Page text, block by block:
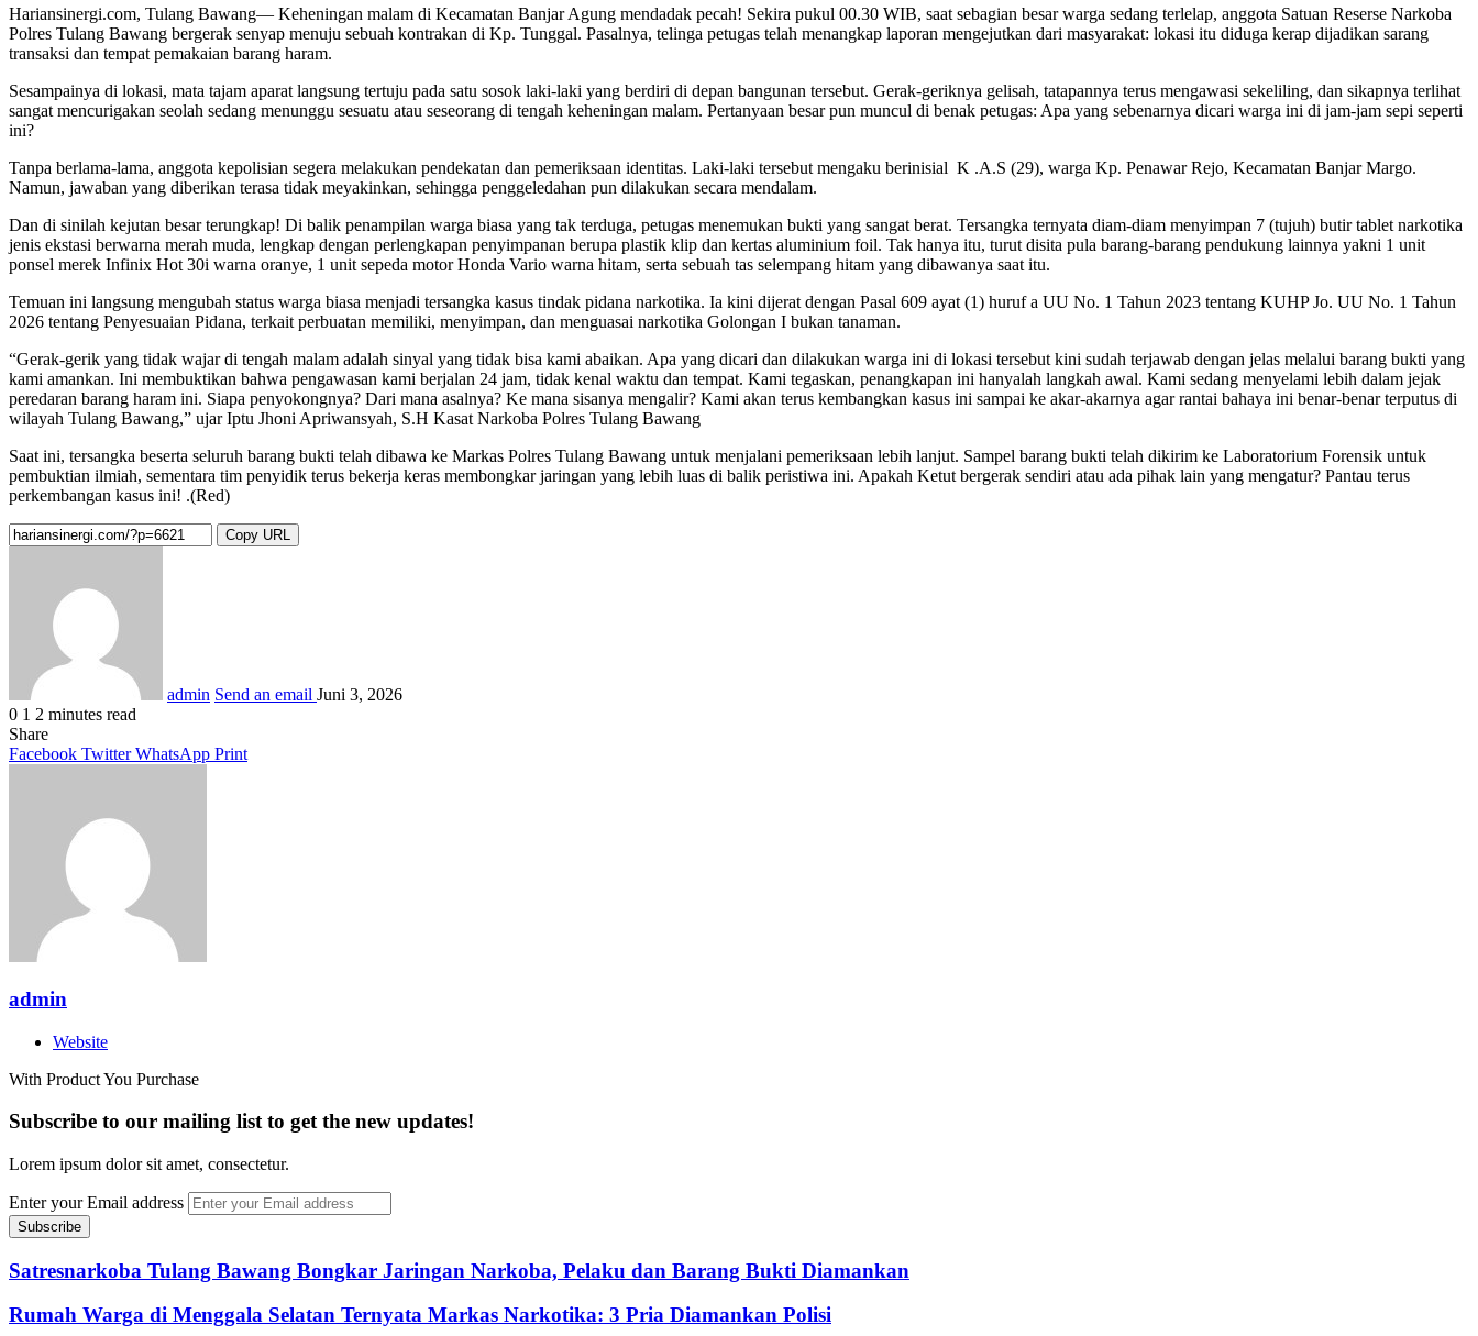
Hariansinergi.com, Tulang Bawang— Keheningan malam di Kecamatan Banjar Agung mendadak pecah! Sekira pukul 00.30 WIB, saat sebagian besar warga sedang terlelap, anggota Satuan Reserse Narkoba
Polres Tulang Bawang bergerak senyap menuju sebuah kontrakan di Kp. Tunggal. Pasalnya, telinga petugas telah menangkap laporan mengejutkan dari masyarakat: lokasi itu diduga kerap dijadikan sarang
transaksi dan tempat pemakaian barang haram.
Sesampainya di lokasi, mata tajam aparat langsung tertuju pada satu sosok laki-laki yang berdiri di depan bangunan tersebut. Gerak-geriknya gelisah, tatapannya terus mengawasi sekeliling, dan sikapnya terlihat
sangat mencurigakan seolah sedang menunggu sesuatu atau seseorang di tengah keheningan malam. Pertanyaan besar pun muncul di benak petugas: Apa yang sebenarnya dicari warga ini di jam-jam sepi seperti
ini?
Tanpa berlama-lama, anggota kepolisian segera melakukan pendekatan dan pemeriksaan identitas. Laki-laki tersebut mengaku berinisial K .A.S (29), warga Kp. Penawar Rejo, Kecamatan Banjar Margo.
Namun, jawaban yang diberikan terasa tidak meyakinkan, sehingga penggeledahan pun dilakukan secara mendalam.
Dan di sinilah kejutan besar terungkap! Di balik penampilan warga biasa yang tak terduga, petugas menemukan bukti yang sangat berat. Tersangka ternyata diam-diam menyimpan 7 (tujuh) butir tablet narkotika
jenis ekstasi berwarna merah muda, lengkap dengan perlengkapan penyimpanan berupa plastik klip dan kertas aluminium foil. Tak hanya itu, turut disita pula barang-barang pendukung lainnya yakni 1 unit
ponsel merek Infinix Hot 30i warna oranye, 1 unit sepeda motor Honda Vario warna hitam, serta sebuah tas selempang hitam yang dibawanya saat itu.
Temuan ini langsung mengubah status warga biasa menjadi tersangka kasus tindak pidana narkotika. Ia kini dijerat dengan Pasal 609 ayat (1) huruf a UU No. 1 Tahun 2023 tentang KUHP Jo. UU No. 1 Tahun
2026 tentang Penyesuaian Pidana, terkait perbuatan memiliki, menyimpan, dan menguasai narkotika Golongan I bukan tanaman.
“Gerak-gerik yang tidak wajar di tengah malam adalah sinyal yang tidak bisa kami abaikan. Apa yang dicari dan dilakukan warga ini di lokasi tersebut kini sudah terjawab dengan jelas melalui barang bukti yang
kami amankan. Ini membuktikan bahwa pengawasan kami berjalan 24 jam, tidak kenal waktu dan tempat. Kami tegaskan, penangkapan ini hanyalah langkah awal. Kami sedang menyelami lebih dalam jejak
peredaran barang haram ini. Siapa penyokongnya? Dari mana asalnya? Ke mana sisanya mengalir? Kami akan terus kembangkan kasus ini sampai ke akar-akarnya agar rantai bahaya ini benar-benar terputus di
wilayah Tulang Bawang,” ujar Iptu Jhoni Apriwansyah, S.H Kasat Narkoba Polres Tulang Bawang
Saat ini, tersangka beserta seluruh barang bukti telah dibawa ke Markas Polres Tulang Bawang untuk menjalani pemeriksaan lebih lanjut. Sampel barang bukti telah dikirim ke Laboratorium Forensik untuk
pembuktian ilmiah, sementara tim penyidik terus bekerja keras membongkar jaringan yang lebih luas di balik peristiwa ini. Apakah Ketut bergerak sendiri atau ada pihak lain yang mengatur? Pantau terus
perkembangan kasus ini! .(Red)
Copy URL
admin Send an email Juni 3, 2026
0 1 2 minutes read
Share
Facebook Twitter WhatsApp Print
admin
Website
With Product You Purchase
Subscribe to our mailing list to get the new updates!
Lorem ipsum dolor sit amet, consectetur.
Enter your Email address
Satresnarkoba Tulang Bawang Bongkar Jaringan Narkoba, Pelaku dan Barang Bukti Diamankan
Rumah Warga di Menggala Selatan Ternyata Markas Narkotika: 3 Pria Diamankan Polisi